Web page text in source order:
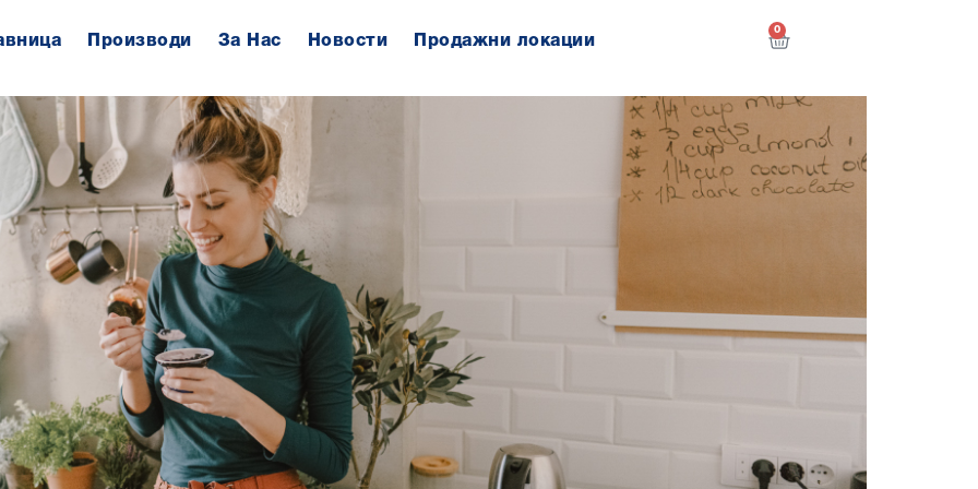
Производи За Нас Новости Продажни локации
0